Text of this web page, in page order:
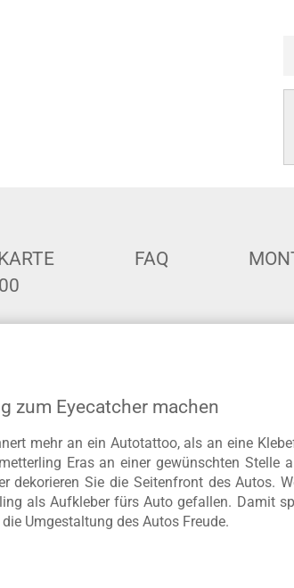
FAQ
zum Eyecatcher machen
mehr an ein Autotattoo, als an eine
Eras an einer gewünschten Stelle
dekorieren Sie die Seitenfront des Autos.
als Aufkleber fürs Auto gefallen. Damit
Umgestaltung des Autos Freude.